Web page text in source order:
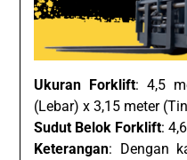
Ukuran Forklift: 4,5
(Lebar) x 3,15 meter
Sudut Belok Forklift:
Keterangan: Dengan